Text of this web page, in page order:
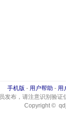
手机版 - 用户帮助 - 用
发布，请注意识别验
Copyright ©